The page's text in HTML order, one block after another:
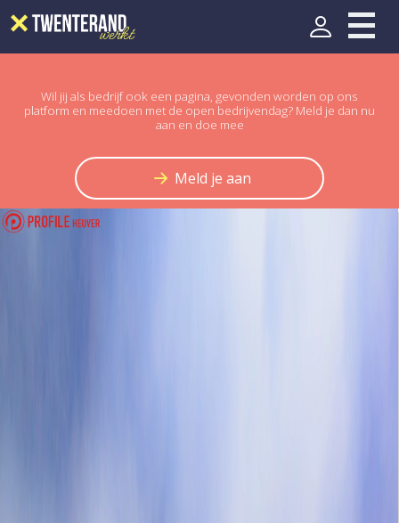
Wil jij als bedrijf ook een pagina, gevonden worden op ons
platform en meedoen met de open bedrijvendag? Meld je dan nu
aan en doe mee
Meld je aan